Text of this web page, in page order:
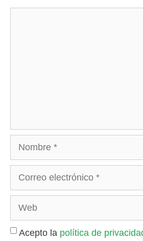
Nombre
Acepto la política de